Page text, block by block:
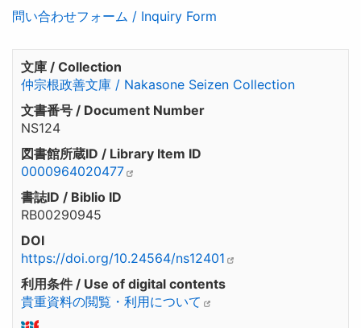
問い合わせフォーム / Inquiry Form
文庫 / Collection
仲宗根政善文庫 / Nakasone Seizen Collection
文書番号 / Document Number
NS124
図書館所蔵ID / Library Item ID
0000964020477
書誌ID / Biblio ID
RB00290945
DOI
https://doi.org/10.24564/ns12401
利用条件 / Use of digital contents
貴重資料の閲覧・利用について